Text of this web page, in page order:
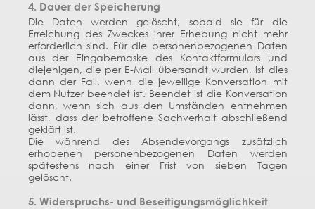
4. Dauer der Speicherung
Die Daten werden gelöscht, sobald sie für die
Erreichung des Zweckes ihrer Erhebung nicht mehr
erforderlich sind. Für die personenbezogenen Daten
aus der Eingabemaske des Kontaktformulars und
diejenigen, die per E-Mail übersandt wurden, ist dies
dann der Fall, wenn die jeweilige Konversation mit
dem Nutzer beendet ist. Beendet ist die Konversation
dann, wenn sich aus den Umständen entnehmen
lässt, dass der betroffene Sachverhalt abschließend
geklärt ist.
Die während des Absendevorgangs zusätzlich
erhobenen personenbezogenen Daten werden
spätestens nach einer Frist von sieben Tagen
gelöscht.
5. Widerspruchs- und Beseitigungsmöglichkeit